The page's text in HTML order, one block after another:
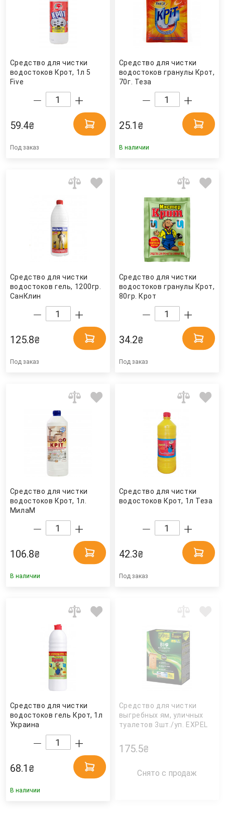
Средство для чистки
водостоков Крот, 1л 5
Five
59.4₴
Под заказ
Средство для чистки
водостоков гранулы Крот,
70г. Теза
25.1 ₴
В наличии
Средство для чистки
водостоков гель, 1200гр.
СанКлин
125.8₴
Под заказ
Средство для чистки
водостоков гранулы Крот,
80гр. Крот
34.2₴
Под заказ
Средство для чистки
водостоков Крот, 1л.
МилаМ
106.8₴
В наличии
Средство для чистки
водостоков Крот, 1л Теза
42.3₴
Под заказ
Средство для чистки
водостоков гель Крот, 1л
Украина
68.1 ₴
В наличии
Средство для чистки
выгребных ям, уличных
туалетов 3шт./уп. EXPEL
175.5₴
Снято с продаж